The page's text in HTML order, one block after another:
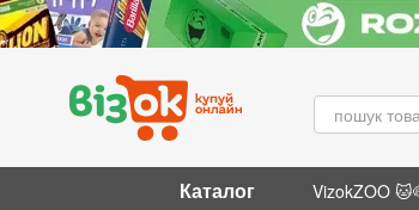
Перейти до основного контенту
Каталог VizokZOO